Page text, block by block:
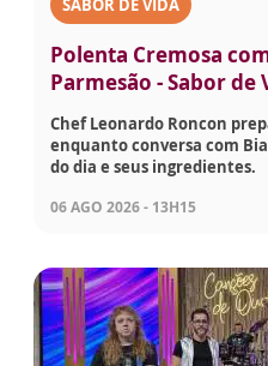
SABOR DE VIDA
Polenta Cremosa
Parmesão - Sabor de
Chef Leonardo Roncon
enquanto conversa com
do dia e seus ingredientes.
06 AGO 2026 - 13H15